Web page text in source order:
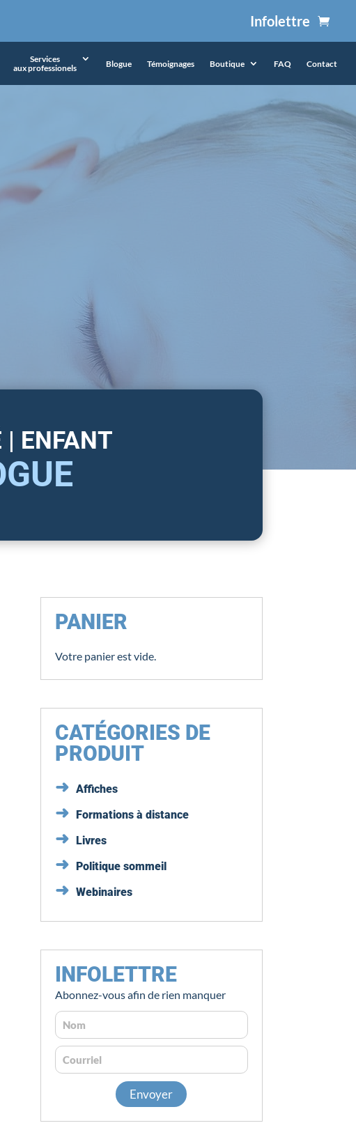
Infolettre
Services
aux professionels
Blogue Témoignages Boutique FAQ Contact
| ENFANT
PANIER
Votre panier est vide.
CATÉGORIES DE
PRODUIT
Affiches
Formations à distance
Livres
Politique sommeil
Webinaires
INFOLETTRE
Abonnez-vous afin de rien manquer